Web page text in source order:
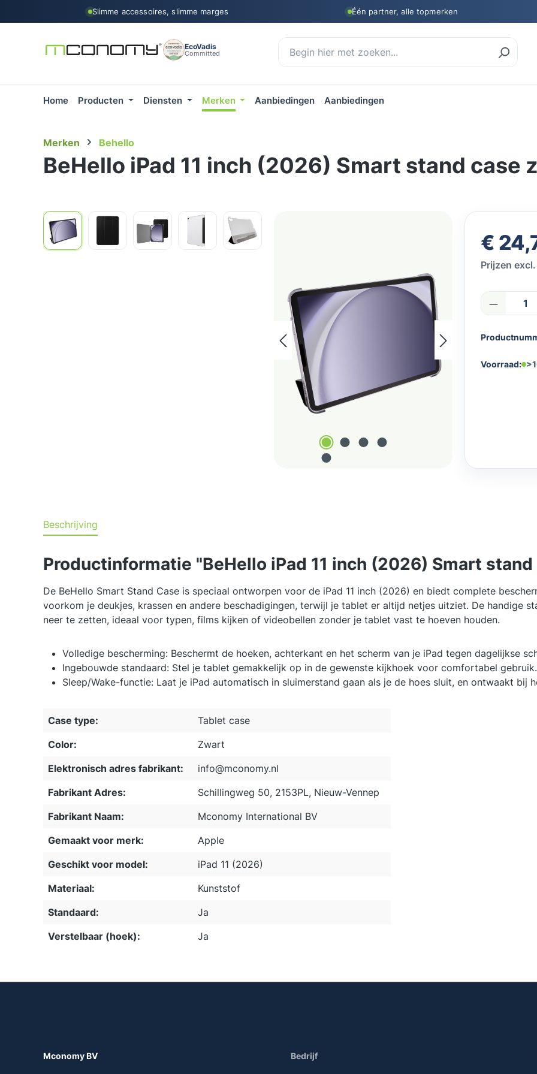
de hoofdinhoud
Ga naar de zoekopdracht
Ga naar de hoofdnavigatieSlimme accessoires, slimme marges Één partner, alle topmerken
EcoVadis
Committed
Home Producten Diensten Merken Aanbiedingen Aanbiedingen
Merken Behello
BeHello iPad 11 inch (2026) Smart stand case
Normale
€
Prijzen
Voorraad:
Beschrijving
Productinformatie "BeHello iPad 11 inch (2026) Smart
De BeHello Smart Stand Case is speciaal ontworpen voor de iPad 11 inch (2026) en biedt complete
voorkom je deukjes, krassen en andere beschadigingen, terwijl je tablet er altijd netjes uitziet. De handige
neer te zetten, ideaal voor typen, films kijken of videobellen zonder je tablet vast te hoeven houden.
Volledige bescherming: Beschermt de hoeken, achterkant en het scherm van je iPad tegen dagelijkse
Ingebouwde standaard: Stel je tablet gemakkelijk op in de gewenste kijkhoek voor comfortabel gebruik.
Sleep/Wake-functie: Laat je iPad automatisch in sluimerstand gaan als je de hoes sluit, en ontwaakt bij
Case type:
Tablet case
Color:
Zwart
Elektronisch adres fabrikant:
info@mconomy.nl
Fabrikant Adres:
Schillingweg 50, 2153PL, Nieuw-Vennep
Fabrikant Naam:
Mconomy International BV
Gemaakt voor merk:
Apple
Geschikt voor model:
iPad 11 (2026)
Materiaal:
Kunststof
Standaard:
Ja
Verstelbaar (hoek):
Ja
Mconomy BV Bedrijf